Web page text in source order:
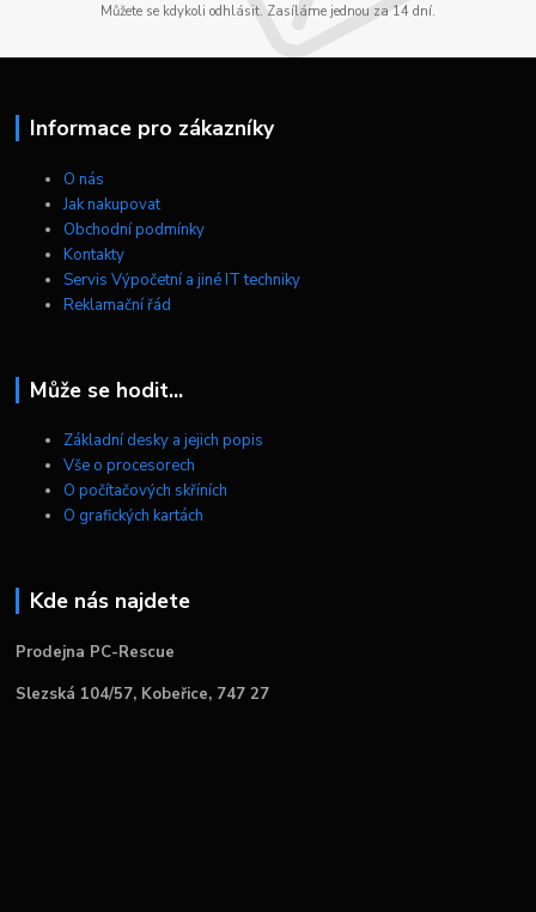
Můžete se kdykoli odhlásit. Zasíláme jednou za 14 dní.
Informace pro zákazníky
O nás
Jak nakupovat
Obchodní podmínky
Kontakty
Servis Výpočetní a jiné IT techniky
Reklamační řád
Může se hodit...
Základní desky a jejich popis
Vše o procesorech
O počítačových skříních
O grafických kartách
Kde nás najdete
Prodejna PC-Rescue
Slezská 104/57, Kobeřice, 747 27